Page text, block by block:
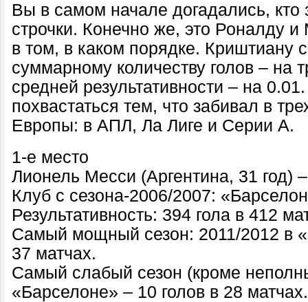
Вы в самом начале догадались, кто
строчки. Конечно же, это Роналду
в том, в каком порядке. Криштиану
суммарному количеству голов – на
средней результативности – на
похвастаться тем, что забивал в
Европы: в АПЛ, Ла Лиге и Серии A.
1-е место
Лионель Месси (Аргентина, 31 год)
Клуб с сезона-2006/2007:
Результативность: 394 гола в 412
Самый мощный сезон: 2011/2012 в
37 матчах.
Самый слабый сезон (кроме
«Барселоне» – 10 голов в 28 матчах.